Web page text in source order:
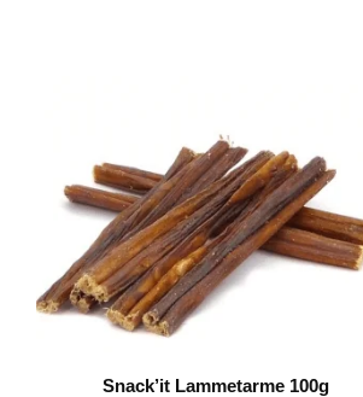
Snack’it Lammetarme 100g